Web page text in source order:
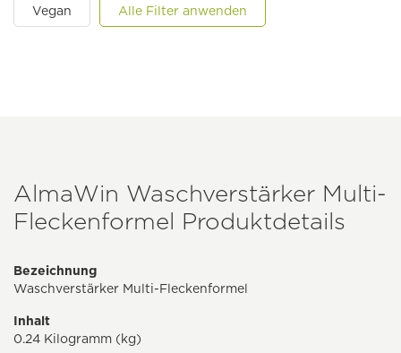
Vegan Alle Filter anwenden
AlmaWin Waschverstärker Multi-
Fleckenformel Produktdetails
Bezeichnung
Waschverstärker Multi-Fleckenformel
Inhalt
0.24 Kilogramm (kg)